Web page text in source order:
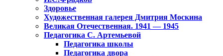
Здоровье
Художественная галерея Дмитрия Москина
Великая Отечественная. 1941 — 1945
Педагогика С. Артемьевой
Педагогика школы
Педагогика двора